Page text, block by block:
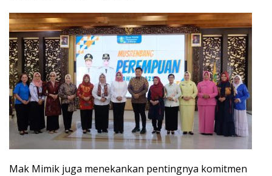
Mak Mimik juga menekankan pentingnya komitmen